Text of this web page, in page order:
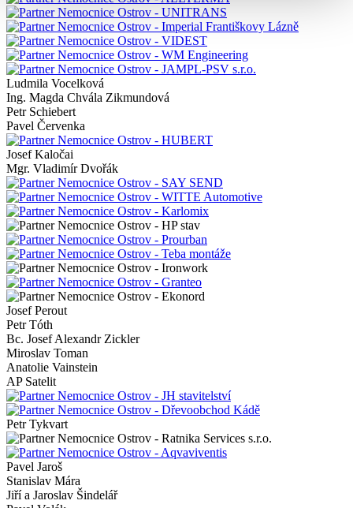
Ludmila Vocelková
Ing. Magda Chvála Zikmundová
Petr Schiebert
Pavel Červenka
Josef Kaločai
Mgr. Vladimír Dvořák
Josef Perout
Petr Tóth
Bc. Josef Alexandr Zickler
Miroslav Toman
Anatolie Vainstein
AP Satelit
Petr Tykvart
Pavel Jaroš
Stanislav Mára
Jiří a Jaroslav Šindelář